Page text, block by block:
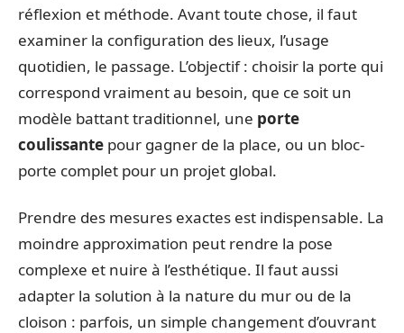
réflexion et méthode. Avant toute chose, il faut
examiner la configuration des lieux, l’usage
quotidien, le passage. L’objectif : choisir la porte qui
correspond vraiment au besoin, que ce soit un
modèle battant traditionnel, une porte
coulissante pour gagner de la place, ou un bloc-
porte complet pour un projet global.
Prendre des mesures exactes est indispensable. La
moindre approximation peut rendre la pose
complexe et nuire à l’esthétique. Il faut aussi
adapter la solution à la nature du mur ou de la
cloison : parfois, un simple changement d’ouvrant